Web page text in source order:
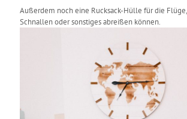
Außerdem noch eine Rucksack-Hülle für die
Schnallen oder sonstiges abreißen können.